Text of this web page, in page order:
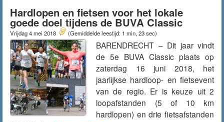
Hardlopen en fietsen voor het lokale
goede doel tijdens de BUVA Classic
Vrijdag 4 mei 2018 (Gemiddelde leestijd: 1 min, 23 sec)
BARENDRECHT – Dit jaar vindt
de 5e BUVA Classic plaats op
zaterdag 16 juni 2018, het
jaarlijkse hardloop- en fietsevent
van de regio. Er is keuze uit 2
loopafstanden (5 of 10 km
hardlopen) en drie fietsafstanden